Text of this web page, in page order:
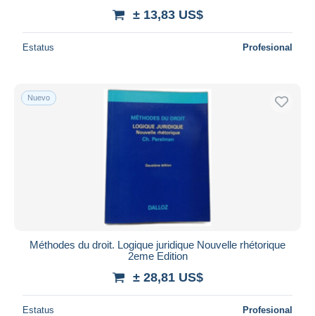
± 13,83 US$
Estatus Profesional
Nuevo
Méthodes du droit. Logique juridique Nouvelle rhétorique
2eme Edition
± 28,81 US$
Estatus Profesional